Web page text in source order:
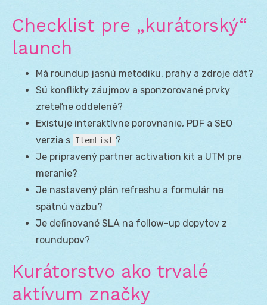
Checklist pre „kurátorský“
launch
Má roundup jasnú metodiku, prahy a zdroje dát?
Sú konflikty záujmov a sponzorované prvky
zreteľne oddelené?
Existuje interaktívne porovnanie, PDF a SEO
verzia s ItemList ?
Je pripravený partner activation kit a UTM pre
meranie?
Je nastavený plán refreshu a formulár na
spätnú väzbu?
Je definované SLA na follow-up dopytov z
roundupov?
Kurátorstvo ako trvalé
aktívum značky